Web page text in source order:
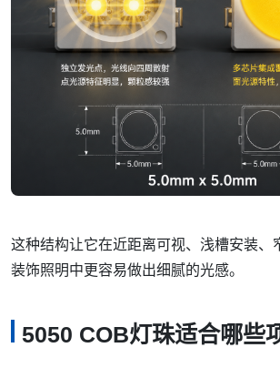
这种结构让它在近距离可视、浅槽安装、
装饰照明中更容易做出细腻的光感。
5050 COB灯珠适合哪些